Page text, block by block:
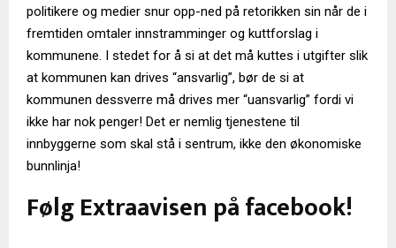
politikere og medier snur opp-ned på retorikken sin når de i
fremtiden omtaler innstramminger og kuttforslag i
kommunene. I stedet for å si at det må kuttes i utgifter slik
at kommunen kan drives “ansvarlig”, bør de si at
kommunen dessverre må drives mer “uansvarlig” fordi vi
ikke har nok penger! Det er nemlig tjenestene til
innbyggerne som skal stå i sentrum, ikke den økonomiske
bunnlinja!
Følg Extraavisen på facebook!